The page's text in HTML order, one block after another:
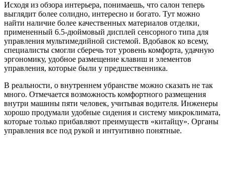
Исходя из обзора интерьера, понимаешь, что салон теперь
выглядит более солидно, интересно и богато. Тут можно
найти наличие более качественных материалов отделки,
примененный 6.5-дюймовый дисплей сенсорного типа для
управления мультимедийной системой. Вдобавок ко всему,
специалисты смогли сберечь тот уровень комфорта, удачную
эргономику, удобное размещение клавиш и элементов
управления, которые были у предшественника.
В реальности, о внутреннем убранстве можно сказать не так
много. Отмечается возможность комфортного размещения
внутри машины пяти человек, учитывая водителя. Инженеры
хорошо продумали удобные сидения и систему микроклимата,
которые только прибавляют преимуществ «китайцу». Органы
управления все под рукой и интуитивно понятные.